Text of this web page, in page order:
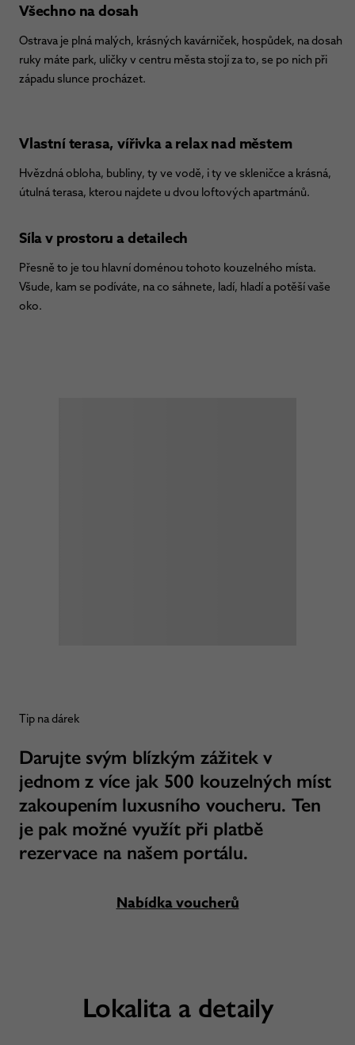
Všechno na dosah
Ostrava je plná malých, krásných kavárniček, hospůdek, na dosah
ruky máte park, uličky v centru města stojí za to, se po nich při
západu slunce procházet.
Vlastní terasa, vířivka a relax nad městem
Hvězdná obloha, bubliny, ty ve vodě, i ty ve skleničce a krásná,
útulná terasa, kterou najdete u dvou loftových apartmánů.
Síla v prostoru a detailech
Přesně to je tou hlavní doménou tohoto kouzelného místa.
Všude, kam se podíváte, na co sáhnete, ladí, hladí a potěší vaše
oko.
Tip na dárek
Darujte svým blízkým zážitek v
jednom z více jak 500 kouzelných míst
zakoupením luxusního voucheru. Ten
je pak možné využít při platbě
rezervace na našem portálu.
Nabídka voucherů
Lokalita a detaily